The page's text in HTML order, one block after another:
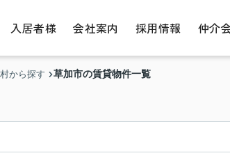
入居者様 会社案内 採用情報 仲介
から探す 草加市の賃貸物件一覧